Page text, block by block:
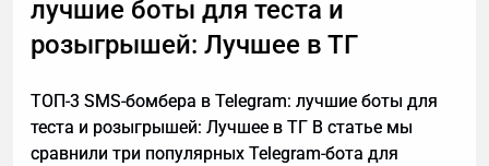
также — как настроить автоматическую
расшифровку, даже если вы не разбираетесь в
технике.
лучшие боты для теста и
розыгрышей: Лучшее в ТГ
ТОП-3 SMS-бомбера в Telegram: лучшие боты для
теста и розыгрышей: Лучшее в ТГ В статье мы
сравнили три популярных Telegram-бота для